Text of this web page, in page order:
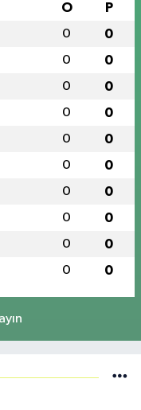
O P
0 0
0 0
0 0
0 0
0 0
0 0
0 0
0 0
0 0
0 0